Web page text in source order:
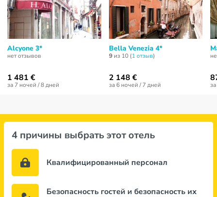
Alcyone 3*
нет отзывов
1 481 €
за 7 ночей / 8 дней
Bella Venezia 4*
9из 10 (1 отзыв)
2 148 €
за 6 ночей / 7 дней
4 причины выбрать этот отель
Квалифицированный персонал
Безопасность гостей и безопасность их